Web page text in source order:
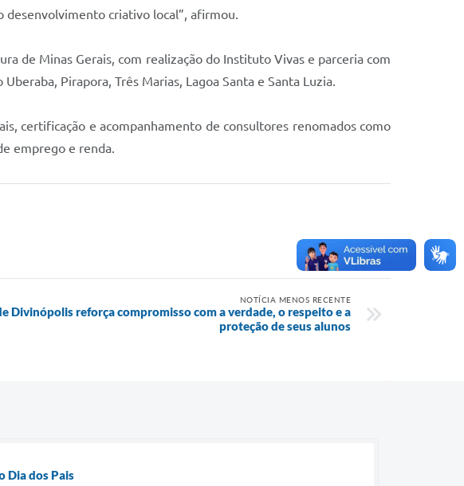
desenvolvimento criativo local”, afirmou.
de Minas Gerais, com realização do Instituto Vivas e parceria com
Pirapora, Três Marias, Lagoa Santa e Santa Luzia.
certificação e acompanhamento de consultores renomados como
emprego e renda.
NOTÍCIA MENOS RECENTE
Divinópolis reforça compromisso com a verdade, o respeito e a
proteção de seus alunos
Dia dos Pais